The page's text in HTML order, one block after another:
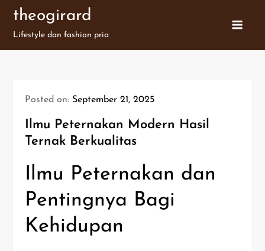
content
theogirard
Lifestyle dan fashion pria
Posted on: September 21, 2025
Ilmu Peternakan Modern Hasil
Ternak Berkualitas
Ilmu Peternakan dan
Pentingnya Bagi
Kehidupan